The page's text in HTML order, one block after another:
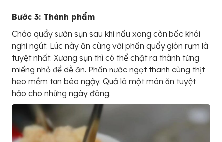
Bước 3: Thành phẩm
Cháo quẩy sườn sụn sau khi nấu xong còn bốc khói
nghi ngút. Lúc này ăn cùng với phần quẩy giòn rụm là
tuyệt nhất. Xương sụn thì có thể chặt ra thành từng
miếng nhỏ để dễ ăn. Phần nước ngọt thanh cùng thịt
heo mềm tan béo ngậy. Quả là một món ăn tuyệt
hảo cho những ngày đông.